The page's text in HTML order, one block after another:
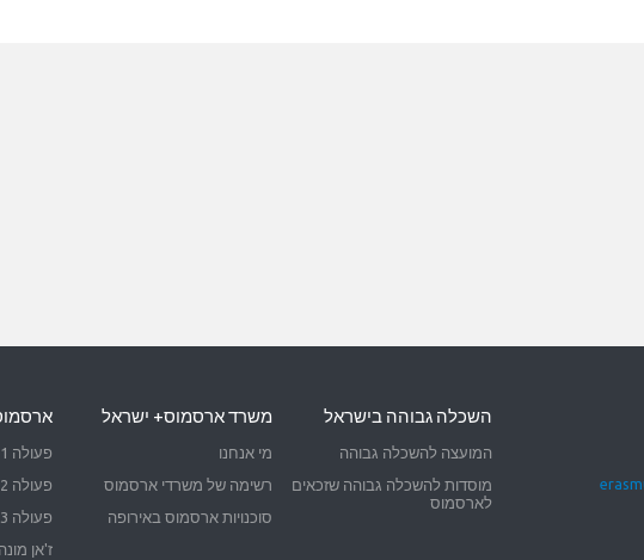
השכלה גבוהה בישראל
המועצה להשכלה גבוהה
מוסדות להשכלה גבוהה שזכאים
לארסמוס
משרד ארסמוס+ ישראל
מי אנחנו
רשימה של משרדי ארסמוס
סוכנויות ארסמוס באירופה
פעולה 1: Mobility
פעולה 2: Cooperation
פעולה 3: Policy Dialogue
ז'אן מונה